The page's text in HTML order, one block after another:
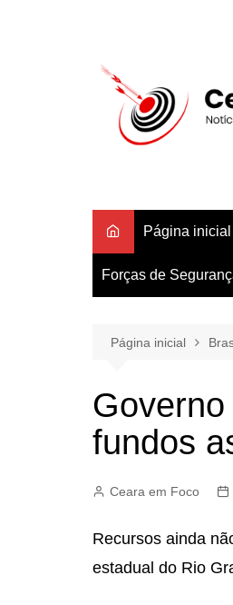
Página inicial
Forças de
Página inicial
fundos
Ceara em Foco
Recursos ainda
estadual do Rio